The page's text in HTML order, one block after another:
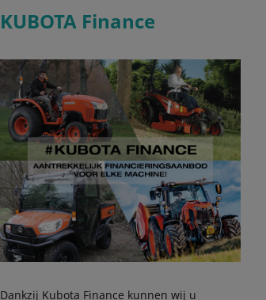
KUBOTA Finance
Dankzij Kubota Finance kunnen wij u